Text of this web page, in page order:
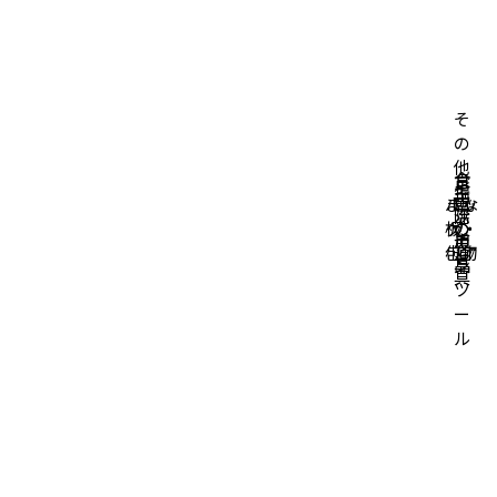
掃
除
道
具
生
活
用
品
台
所
の
道
具
食
卓
の
道
具
バッ
グ・
小物
まな
板・
包丁
そ
の
他
キ
ッ
チ
ン
ツ
ー
ル